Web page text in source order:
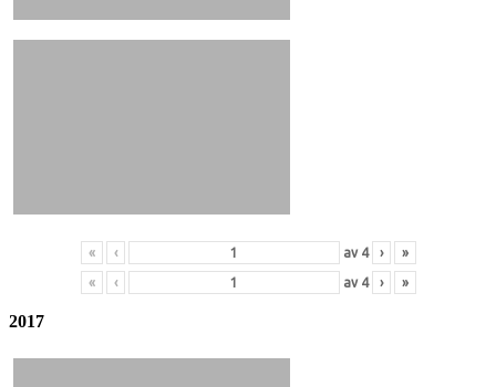
« ‹ av 4 › »
« ‹ av 4 › »
2017